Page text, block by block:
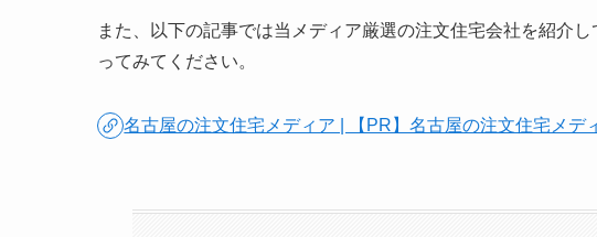
また、以下の記事では当メディア厳選の注文住宅会社を紹介
ってみてください。
名古屋の注文住宅メディア | 【PR】名古屋の注文住宅メデ